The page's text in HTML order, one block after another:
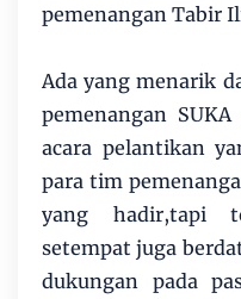
pemenangan Tabir
Ada yang menarik
pemenangan
acara pelantikan
para tim
yang hadir,tapi
setempat juga
dukungan pada